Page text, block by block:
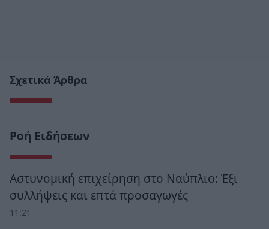
Σχετικά Άρθρα
Ροή Ειδήσεων
Αστυνομική επιχείρηση στο Ναύπλιο: Έξι
συλλήψεις και επτά προσαγωγές
11:21